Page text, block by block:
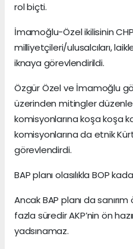
rol biçti.
İmamoğlu-Özel ikilisinin
milliyetçileri/ulusalcıları,
iknaya görevlendirildi.
Özgür Özel ve İmamoğlu
üzerinden mitingler
komisyonlarına koşa koşa
komisyonlarına da etnik
görevlendirdi.
BAP planı olasılıkla BOP
Ancak BAP planı da
fazla süredir AKP’nin ön
yadsınamaz.